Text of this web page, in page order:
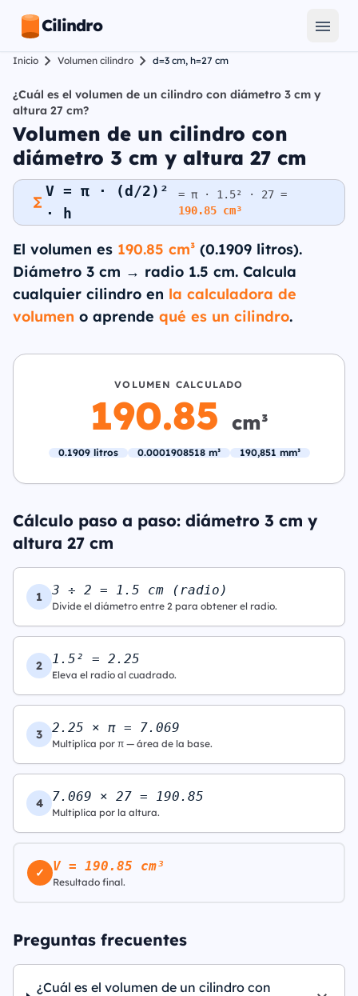
Cilindro
Inicio Volumen cilindro d=3 cm, h=27 cm
¿Cuál es el volumen de un cilindro con diámetro 3 cm y
altura 27 cm?
Volumen de un cilindro con
diámetro 3 cm y altura 27 cm
V = π · (d/2)²
· h
= π · 1.5² · 27 =
190.85 cm³
El volumen es 190.85 cm³ (0.1909 litros).
Diámetro 3 cm → radio 1.5 cm. Calcula
cualquier cilindro en la calculadora de
volumen o aprende qué es un cilindro.
VOLUMEN CALCULADO
190.85 cm³
0.1909 litros 0.0001908518 m³ 190,851 mm³
Cálculo paso a paso: diámetro 3 cm y
altura 27 cm
1 3 ÷ 2 = 1.5 cm (radio)
Divide el diámetro entre 2 para obtener el radio.
2 1.5² = 2.25
Eleva el radio al cuadrado.
3 2.25 × π = 7.069
Multiplica por π — área de la base.
4 7.069 × 27 = 190.85
Multiplica por la altura.
✓ V = 190.85 cm³
Resultado final.
Preguntas frecuentes
¿Cuál es el volumen de un cilindro con